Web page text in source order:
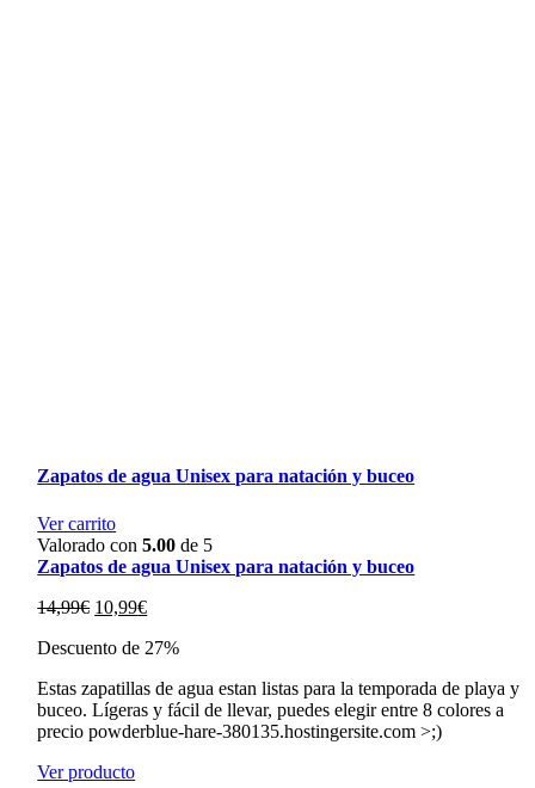
Zapatos de agua Unisex para natación y buceo
Ver carrito
Valorado con5.00 de 5
Zapatos de agua Unisex para natación y buceo
14,99€ El
original
14,99€.
10,99€El
actual
10,99€.
Descuento de 27%
Estas zapatillas de agua estan listas para la temporada de playa y
buceo. Lígeras y fácil de llevar, puedes elegir entre 8 colores a
precio powderblue-hare-380135.hostingersite.com >;)
Ver producto